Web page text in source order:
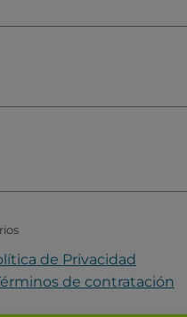
de Privacidad
de contratación